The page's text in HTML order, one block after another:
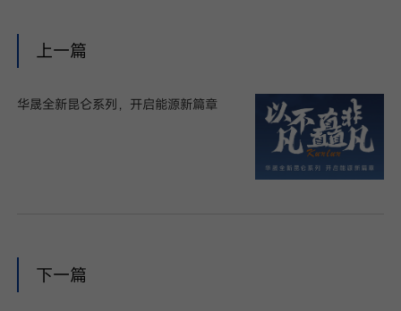
上一篇
华晟全新昆仑系列，开启能源新篇章
下一篇